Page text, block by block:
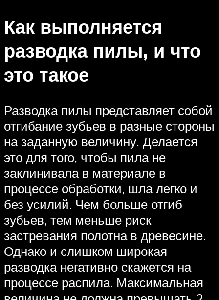
Как выполняется
разводка пилы, и что
это такое
Разводка пилы представляет собой
отгибание зубьев в разные стороны
на заданную величину. Делается
это для того, чтобы пила не
заклинивала в материале в
процессе обработки, шла легко и
без усилий. Чем больше отгиб
зубьев, тем меньше риск
застревания полотна в древесине.
Однако и слишком широкая
разводка негативно скажется на
процессе распила. Максимальная